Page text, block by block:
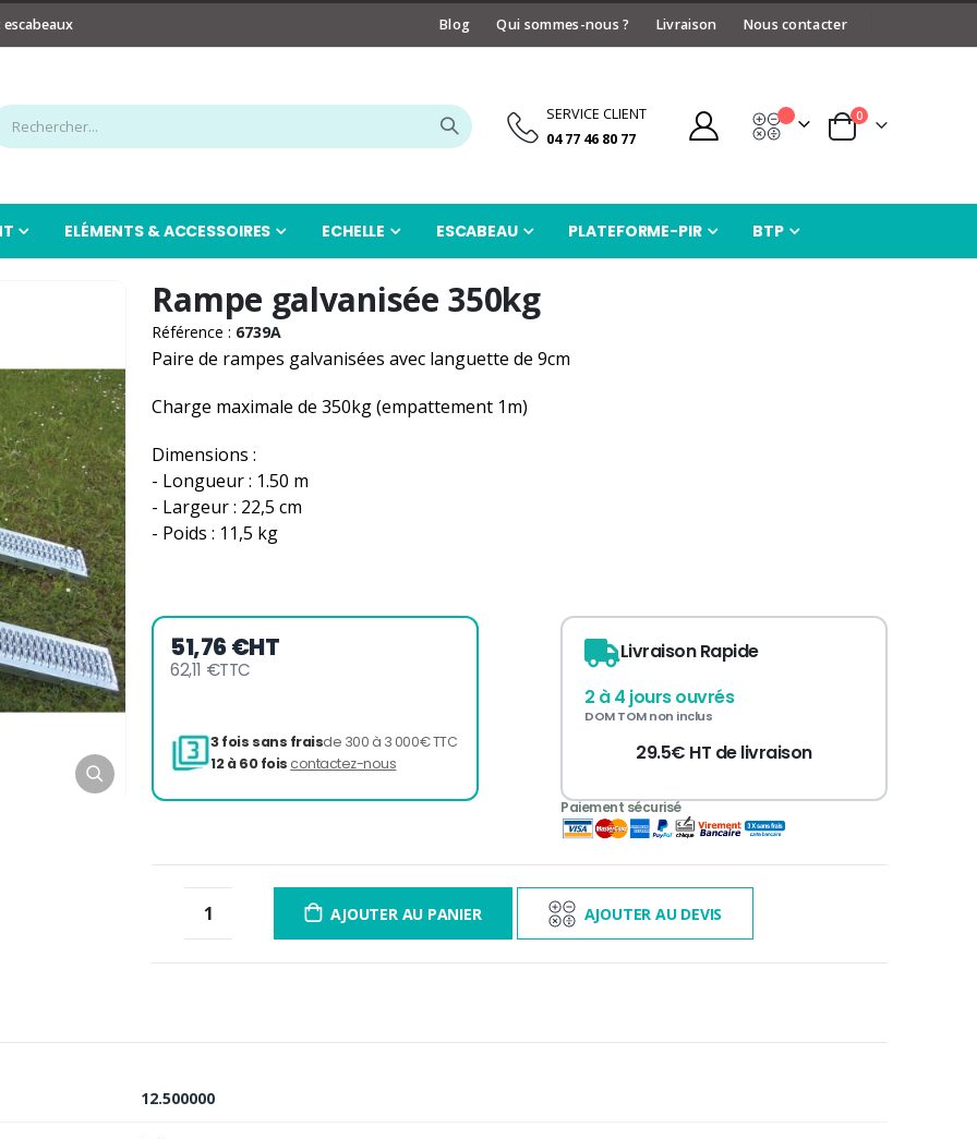
Blog Qui sommes-nous ? Livraison Nous contacter
SERVICE CLIENT
04 77 46 80 77
Panier
0articles
Devis
ELÉMENTS & ACCESSOIRES ECHELLE ESCABEAU PLATEFORME-PIR BTP
Rampe galvanisée 350kg
Référence : 6739A
Paire de rampes galvanisées avec languette de 9cm
Charge maximale de 350kg (empattement 1m)
Dimensions :
- Longueur : 1.50 m
- Largeur : 22,5 cm
- Poids : 11,5 kg
51,76 €HT
62,11 €TTC
Livraison Rapide
2 à 4 jours ouvrés
DOM TOM non inclus
29.5€ HT de livraison
AJOUTER AU PANIER AJOUTER AU DEVIS
12.500000